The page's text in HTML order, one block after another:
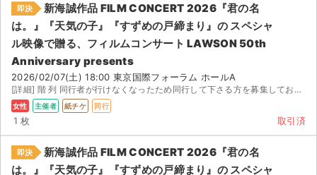
即決
新海誠作品 FILM CONCERT 2026『君の名
は。』『天気の子』『すずめの戸締まり』の スペシャ
ル映像で贈る、フィルムコンサート LAWSON 50th
Anniversary presents
2026/02/07(土) 18:00 東京国際フォーラム ホールA
[詳細] 階 列 同行者が行けなくなったため同行して下さる方を募集しております。 来場者特典付き
女性 主催者 紙チケ 同行
1 枚 取引済
即決
新海誠作品 FILM CONCERT 2026『君の名
は。』『天気の子』『すずめの戸締まり』の スペシャ